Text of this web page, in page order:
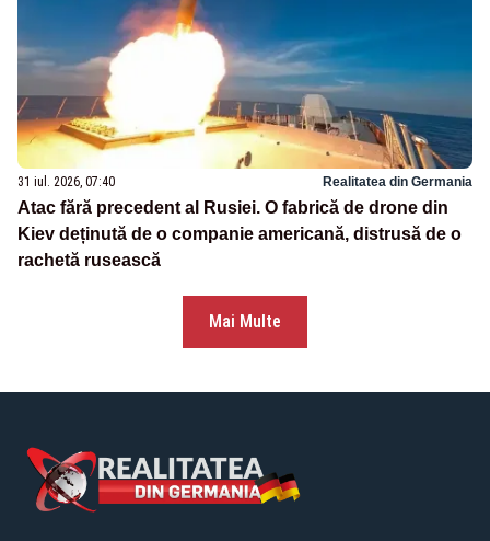
31 iul. 2026, 07:40 Realitatea din Germania
Atac fără precedent al Rusiei. O fabrică de drone din
Kiev deținută de o companie americană, distrusă de o
rachetă rusească
Mai Multe